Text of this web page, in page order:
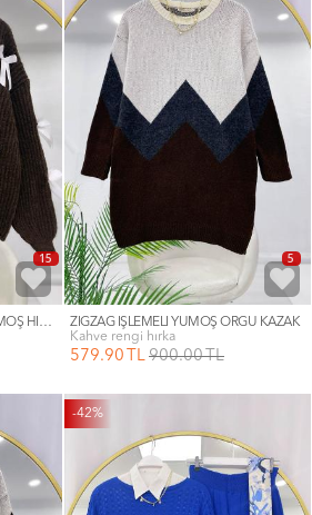
15
FİYONK DETAYLI DÜĞMELİ YUMOŞ HIRKA
5
ZİGZAG İŞLEMELİ YUMOŞ ÖRGÜ KAZAK
kahve rengi hırka
579.90 TL 900.00TL
-42%